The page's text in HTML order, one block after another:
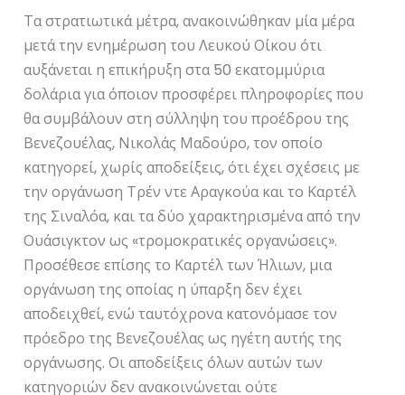
Τα στρατιωτικά μέτρα, ανακοινώθηκαν μία μέρα
μετά την ενημέρωση του Λευκού Οίκου ότι
αυξάνεται η επικήρυξη στα 50 εκατομμύρια
δολάρια για όποιον προσφέρει πληροφορίες που
θα συμβάλουν στη σύλληψη του προέδρου της
Βενεζουέλας, Νικολάς Μαδούρο, τον οποίο
κατηγορεί, χωρίς αποδείξεις, ότι έχει σχέσεις με
την οργάνωση Τρέν ντε Αραγκούα και το Καρτέλ
της Σιναλόα, και τα δύο χαρακτηρισμένα από την
Ουάσιγκτον ως «τρομοκρατικές οργανώσεις».
Προσέθεσε επίσης το Καρτέλ των Ήλιων, μια
οργάνωση της οποίας η ύπαρξη δεν έχει
αποδειχθεί, ενώ ταυτόχρονα κατονόμασε τον
πρόεδρο της Βενεζουέλας ως ηγέτη αυτής της
οργάνωσης. Οι αποδείξεις όλων αυτών των
κατηγοριών δεν ανακοινώνεται ούτε